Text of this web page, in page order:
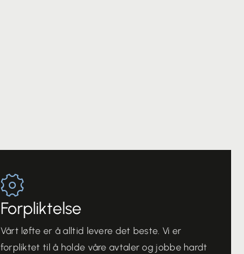
Forpliktelse
Vårt løfte er å alltid levere det beste. Vi er
forpliktet til å holde våre avtaler og jobbe hardt